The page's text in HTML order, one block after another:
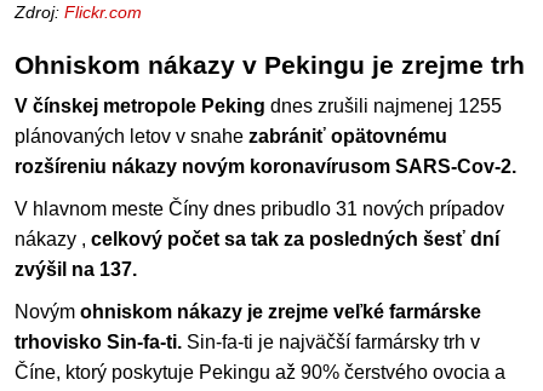
Zdroj: Flickr.com
Ohniskom nákazy v Pekingu je zrejme trh
V čínskej metropole Peking dnes zrušili najmenej 1255
plánovaných letov v snahe zabrániť opätovnému
rozšíreniu nákazy novým koronavírusom SARS-Cov-2.
V hlavnom meste Číny dnes pribudlo 31 nových prípadov
nákazy , celkový počet sa tak za posledných šesť dní
zvýšil na 137.
Novým ohniskom nákazy je zrejme veľké farmárske
trhovisko Sin-fa-ti. Sin-fa-ti je najväčší farmársky trh v
Číne, ktorý poskytuje Pekingu až 90% čerstvého ovocia a